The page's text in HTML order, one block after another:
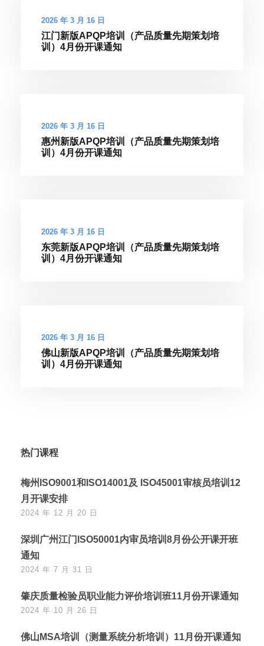
2026 年 3 月 16 日
江门新版APQP培训（产品质量先期策划培
训）4月份开课通知
2026 年 3 月 16 日
惠州新版APQP培训（产品质量先期策划培
训）4月份开课通知
2026 年 3 月 16 日
东莞新版APQP培训（产品质量先期策划培
训）4月份开课通知
2026 年 3 月 16 日
佛山新版APQP培训（产品质量先期策划培
训）4月份开课通知
热门课程
梅州ISO9001和ISO14001及 ISO45001审核员培训12
月开课安排
2024 年 12 月 20 日
深圳广州江门ISO50001内审员培训8月份公开课开班
通知
2024 年 7 月 31 日
肇庆质量检验员职业能力评价培训班11月份开课通知
2024 年 10 月 26 日
佛山MSA培训（测量系统分析培训）11月份开课通知